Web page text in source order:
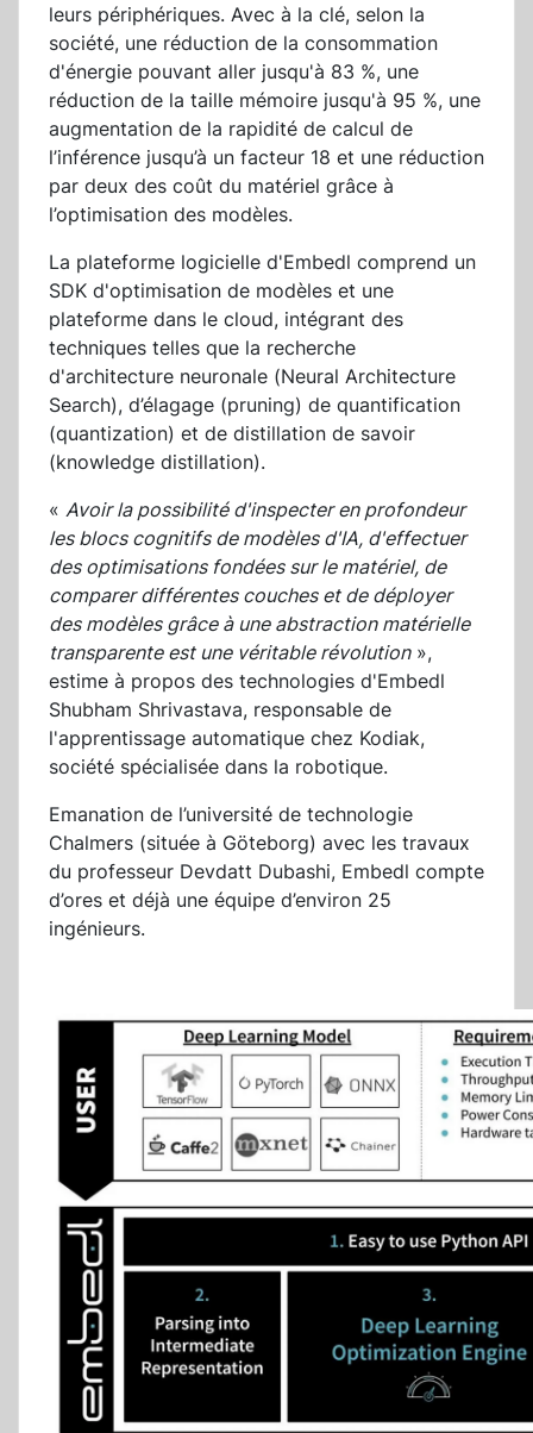
leurs périphériques. Avec à la clé, selon la
société, une réduction de la consommation
d'énergie pouvant aller jusqu'à 83 %, une
réduction de la taille mémoire jusqu'à 95 %, une
augmentation de la rapidité de calcul de
l’inférence jusqu’à un facteur 18 et une réduction
par deux des coût du matériel grâce à
l’optimisation des modèles.
La plateforme logicielle d'Embedl comprend un
SDK d'optimisation de modèles et une
plateforme dans le cloud, intégrant des
techniques telles que la recherche
d'architecture neuronale (Neural Architecture
Search), d’élagage (pruning) de quantification
(quantization) et de distillation de savoir
(knowledge distillation).
« Avoir la possibilité d'inspecter en profondeur
les blocs cognitifs de modèles d'IA, d'effectuer
des optimisations fondées sur le matériel, de
comparer différentes couches et de déployer
des modèles grâce à une abstraction matérielle
transparente est une véritable révolution»,
estime à propos des technologies d'Embedl
Shubham Shrivastava, responsable de
l'apprentissage automatique chez Kodiak,
société spécialisée dans la robotique.
Emanation de l’université de technologie
Chalmers (située à Göteborg) avec les travaux
du professeur Devdatt Dubashi, Embedl compte
d’ores et déjà une équipe d’environ 25
ingénieurs.